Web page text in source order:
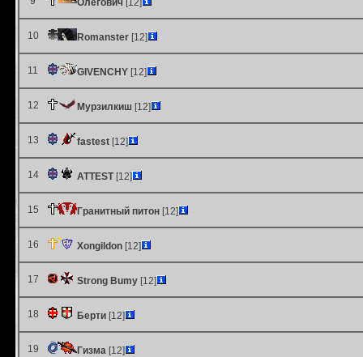
Олегович [12]
10 Romanster [12]
11 GIVENCHY [12]
12 Мурзилкиш [12]
13 fastest [12]
14 ATTEST[12]
15 Гранитный питон [12]
16 Xongildon [12]
17 Strong Bumy [12]
18 Берти [12]
19 Гизма [12]